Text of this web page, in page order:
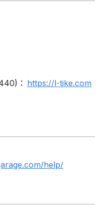
： https://l-tike.com
help/